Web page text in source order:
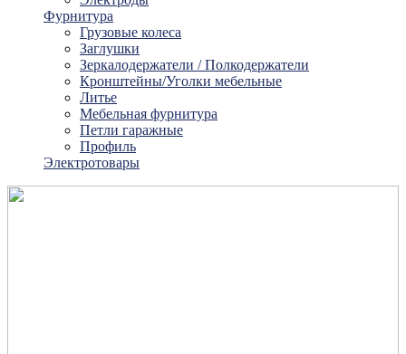
Фурнитура
Грузовые колеса
Заглушки
Зеркалодержатели / Полкодержатели
Кронштейны/Уголки мебельные
Литье
Мебельная фурнитура
Петли гаражные
Профиль
Электротовары